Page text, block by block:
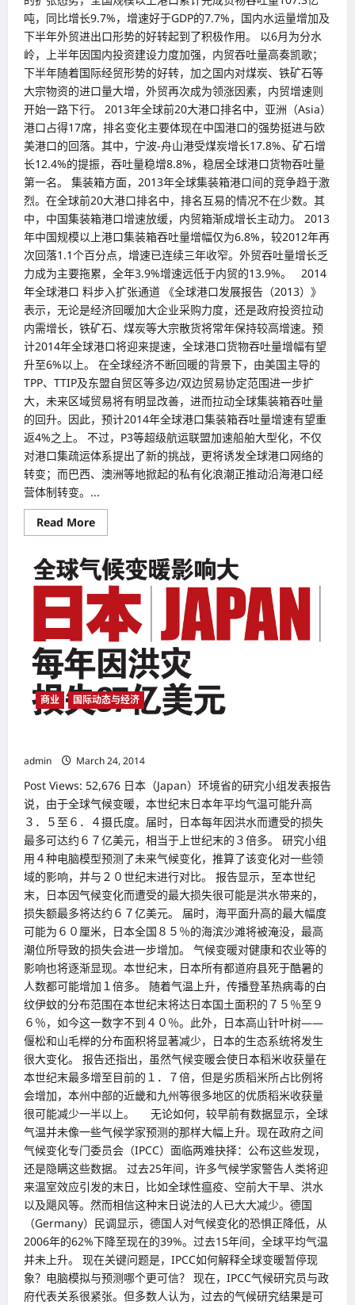
业
伙
伴
奖”（SME
Supporter
Award）
吨，同比增长9.7%，增速好于GDP的7.7%，国内水运量增加及
下半年外贸进出口形势的好转起到了积极作用。 以6月为分水
岭，上半年因国内投资建设力度加强，内贸吞吐量高奏凯歌；
下半年随着国际经贸形势的好转，加之国内对煤炭、铁矿石等
大宗物资的进口量大增，外贸再次成为领涨因素，内贸增速则
开始一路下行。 2013年全球前20大港口排名中，亚洲（Asia）
港口占得17席，排名变化主要体现在中国港口的强势挺进与欧
美港口的回落。其中，宁波-舟山港受煤炭增长17.8%、矿石增
长12.4%的提振，吞吐量稳增8.8%，稳居全球港口货物吞吐量
第一名。 集装箱方面，2013年全球集装箱港口间的竞争趋于激
烈。在全球前20大港口排名中，排名互易的情况不在少数。其
中，中国集装箱港口增速放缓，内贸箱渐成增长主动力。 2013
年中国规模以上港口集装箱吞吐量增幅仅为6.8%，较2012年再
次回落1.1个百分点，增速已连续三年收窄。外贸吞吐量增长乏
力成为主要拖累，全年3.9%增速远低于内贸的13.9%。 2014
年全球港口 料步入扩张通道 《全球港口发展报告（2013）》
表示，无论是经济回暖加大企业采购力度，还是政府投资拉动
内需增长，铁矿石、煤炭等大宗散货将常年保持较高增速。预
计2014年全球港口将迎来提速，全球港口货物吞吐量增幅有望
升至6%以上。 在全球经济不断回暖的背景下，由美国主导的
TPP、TTIP及东盟自贸区等多边/双边贸易协定范围进一步扩
大，未来区域贸易将有明显改善，进而拉动全球集装箱吞吐量
的回升。因此，预计2014年全球港口集装箱吞吐量增速有望重
返4%之上。 不过，P3等超级航运联盟加速船舶大型化，不仅
对港口集疏运体系提出了新的挑战，更将诱发全球港口网络的
转变；而巴西、澳洲等地掀起的私有化浪潮正推动沿海港口经
营体制转变。...
Read MoreRead
more
国
强
挺
进
欧
美
落
全
球
港
口
排
牌
商业 国际动态与经济
admin
March 24, 2014
Post Views: 52,676 日本（Japan）环境省的研究小组发表报告
说，由于全球气候变暖，本世纪末日本年平均气温可能升高
３．５至６．４摄氏度。届时，日本每年因洪水而遭受的损失
最多可达约６７亿美元，相当于上世纪末的３倍多。 研究小组
用４种电脑模型预测了未来气候变化，推算了该变化对一些领
域的影响，并与２０世纪末进行对比。 报告显示，至本世纪
末，日本因气候变化而遭受的最大损失很可能是洪水带来的，
损失额最多将达约６７亿美元。 届时，海平面升高的最大幅度
可能为６０厘米，日本全国８５％的海滨沙滩将被淹没，最高
潮位所导致的损失会进一步增加。 气候变暖对健康和农业等的
影响也将逐渐显现。本世纪末，日本所有都道府县死于酷暑的
人数都可能增加１倍多。 随着气温上升，传播登革热病毒的白
纹伊蚊的分布范围在本世纪末将达日本国土面积的７５％至９
６％，如今这一数字不到４０％。此外，日本高山针叶树——
偃松和山毛榉的分布面积将显著减少，日本的生态系统将发生
很大变化。 报告还指出，虽然气候变暖会使日本稻米收获量在
本世纪末最多增至目前的１．７倍，但是劣质稻米所占比例将
会增加，本州中部的近畿和九州等很多地区的优质稻米收获量
很可能减少一半以上。 无论如何，较早前有数据显示，全球
气温并未像一些气候学家预测的那样大幅上升。现在政府之间
气候变化专门委员会（IPCC）面临两难抉择：公布这些发现，
还是隐瞒这些数据。 过去25年间，许多气候学家警告人类将迎
来温室效应引发的末日，比如全球性瘟疫、空前大干旱、洪水
以及飓风等。然而相信这种末日说法的人已大大减少。德国
（Germany）民调显示，德国人对气候变化的恐惧正降低，从
2006年的62%下降至现在的39%。过去15年间，全球平均气温
并未上升。 现在关键问题是，IPCC如何解释全球变暖暂停现
象？电脑模拟与预测哪个更可信？ 现在，IPCC气候研究员与政
府代表关系很紧张。但多数人认为，过去的气候研究结果是可